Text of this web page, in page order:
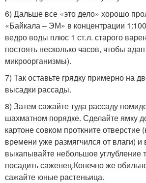
6) Дальше все «это дело» хорошо
«Байкала – ЭМ» в концентрации
ведро воды плюс 1 ст.л. старого
постоять несколько часов, чтобы
микроорганизмы).
7) Так оставьте грядку примерно на
высадки рассады.
8) Затем сажайте туда рассаду
шахматном порядке. Сделайте ямку
картоне совком проткните отверстие
времени уже размягчился от влаги) и
выкапывайте небольшое углубление
посадить саженец.Конечно же
сажайте юные растеньица.